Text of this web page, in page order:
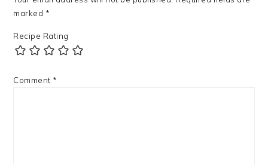
marked *
Recipe Rating
Comment *